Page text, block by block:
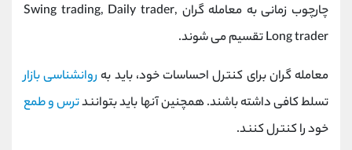
چارچوب زمانی به معامله گران Swing trading, Daily trader,
Long trader تقسیم می شوند.
معامله گران برای کنترل احساسات خود، باید به روانشناسی بازار
تسلط کافی داشته باشند. همچنین آنها باید بتوانندترس و طمع
خود را کنترل کنند.